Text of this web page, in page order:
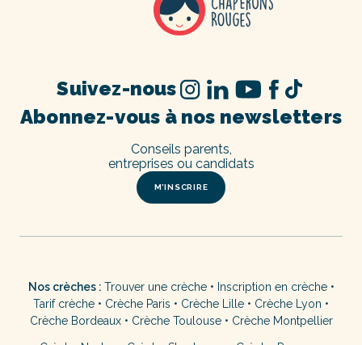
Abonnez-vous à nos newsletters
M’INSCRIRE
Conseils parents,
entreprises ou candidats
Suivez-nous
Nos crèches : Trouver une crèche• Inscription en crèche•
Tarif crèche • Crèche Paris • Crèche Lille • Crèche Lyon •
Crèche Bordeaux• Crèche Toulouse• Crèche Montpellier